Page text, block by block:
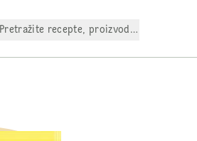
Pretražite recepte, proizvode itd.